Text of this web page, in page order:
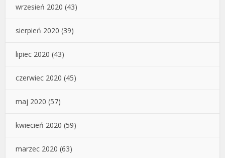
wrzesień 2020 (43)
sierpień 2020 (39)
lipiec 2020 (43)
czerwiec 2020 (45)
maj 2020 (57)
kwiecień 2020 (59)
marzec 2020 (63)